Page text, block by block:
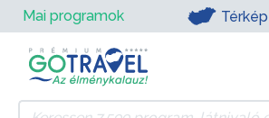
Mai programok Térkép